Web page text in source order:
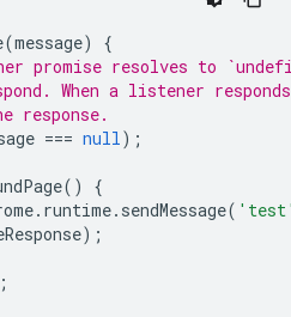
(message)
{
resolves to
When a listener
response.
=== null);
()
{
. runtime. sendMessage(
);